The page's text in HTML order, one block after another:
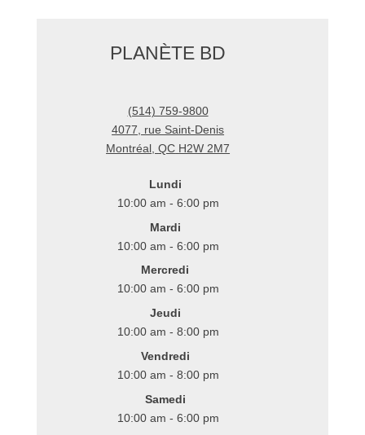
PLANÈTE BD
(514) 759-9800
4077, rue Saint-Denis
Montréal ,QC H2W 2M7
Lundi
10:00 am - 6:00 pm
Mardi
10:00 am - 6:00 pm
Mercredi
10:00 am - 6:00 pm
Jeudi
10:00 am - 8:00 pm
Vendredi
10:00 am - 8:00 pm
Samedi
10:00 am - 6:00 pm